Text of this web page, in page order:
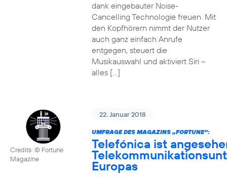
dank eingebauter Noise-
Cancelling Technologie freuen. Mit
den Kopfhörern nimmt der Nutzer
auch ganz einfach Anrufe
entgegen, steuert die
Musikauswahl und aktiviert Siri –
alles […]
Credits: © Fortune
Magazine
22. Januar 2018
UMFRAGE DES MAGAZINS „FORTUNE“:
Telefónica ist
Europas